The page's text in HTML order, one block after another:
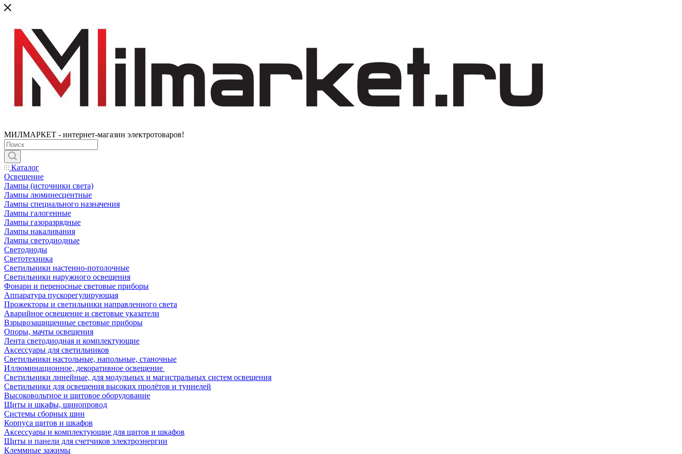
МИЛМАРКЕТ - интернет-магазин электротоваров!
Каталог
Освещение
Лампы (источники света)
Лампы люминесцентные
Лампы специального назначения
Лампы галогенные
Лампы газоразрядные
Лампы накаливания
Лампы светодиодные
Светодиоды
Светотехника
Светильники настенно-потолочные
Светильники наружного освещения
Фонари и переносные световые приборы
Аппаратура пускорегулирующая
Прожекторы и светильники направленного света
Аварийное освещение и световые указатели
Взрывозащищенные световые приборы
Опоры, мачты освещения
Лента светодиодная и комплектующие
Аксессуары для светильников
Светильники настольные, напольные, станочные
Иллюминационное, декоративное освещение
Светильники линейные, для модульных и магистральных систем освещения
Светильники для освещения высоких пролётов и туннелей
Высоковольтное и щитовое оборудование
Щиты и шкафы, шинопровод
Системы сборных шин
Корпуса щитов и шкафов
Аксессуары и комплектующие для щитов и шкафов
Щиты и панели для счетчиков электроэнергии
Клеммные зажимы